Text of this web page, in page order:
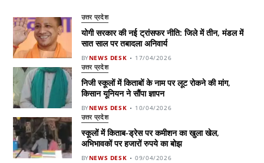
उत्तर प्रदेश
योगी सरकार की नई ट्रांसफर नीति: जिले में तीन, मंडल में
सात साल पर तबादला अनिवार्य
BYNEWS DESK 17/04/2026
उत्तर प्रदेश
निजी स्कूलों में किताबों के नाम पर लूट रोकने की मांग,
किसान यूनियन ने सौंपा ज्ञापन
BYNEWS DESK 10/04/2026
उत्तर प्रदेश
स्कूलों में किताब-ड्रेस पर कमीशन का खुला खेल,
अभिभावकों पर हजारों रुपये का बोझ
BYNEWS DESK 09/04/2026